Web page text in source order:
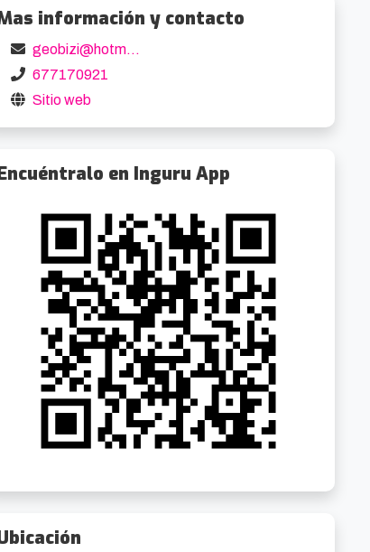
Museo Memorial Cinturón de Hierro
2.9km
Gratuito
DFB
información y contacto
geobizi@hotmail.com
677170921
Sitio web
en Inguru App